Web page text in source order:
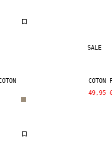
SALE
COTON
49,95